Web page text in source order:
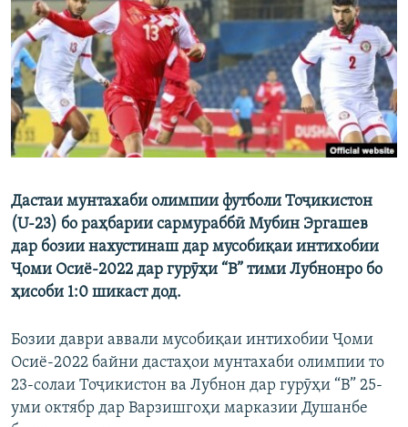
ГУЗОРИШҲОИ РАДИОӢ
Русский
ПАЙГИРӢ КУНЕД
Ҳамаи сомонаҳои RFE/RL
Дастаи мунтахаби олимпии футболи Тоҷикистон
(U-23) бо раҳбарии сармураббӣ Мубин Эргашев
дар бозии нахустинаш дар мусобиқаи интихобии
Ҷоми Осиё-2022 дар гурӯҳи “В” тими Лубнонро бо
ҳисоби 1:0 шикаст дод.
Бозии даври аввали мусобиқаи интихобии Ҷоми
Осиё-2022 байни дастаҳои мунтахаби олимпии то
23-солаи Тоҷикистон ва Лубнон дар гурӯҳи “В” 25-
уми октябр дар Варзишгоҳи марказии Душанбе